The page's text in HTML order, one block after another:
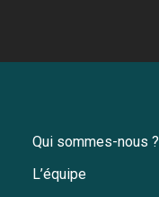
Qui sommes-nous ?
L’équipe